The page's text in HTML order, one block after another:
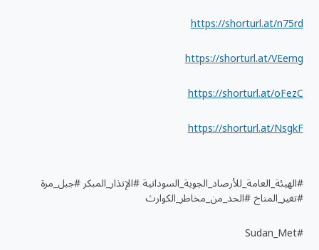
https://shorturl.at/n75rd
https://shorturl.at/VEemg
https://shorturl.at/oFezC
https://shorturl.at/NsgkF
#الهيئة_العامة_للأرصاد_الجوية_السودانية #الإنذار_المبكر #جبل_مرة
#تغير_المناخ #الحد_من_مخاطر_الكوارث
#Sudan_Met